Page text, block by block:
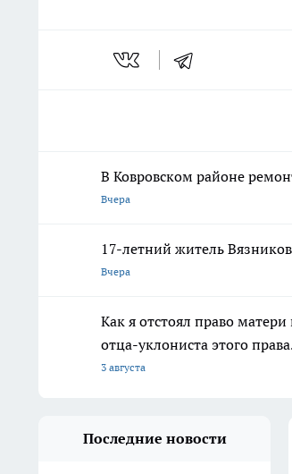
В Ковровском районе
Вчера
17-летний житель
Вчера
Как я отстоял право
отца-уклониста этого
3 августа
Последние новости